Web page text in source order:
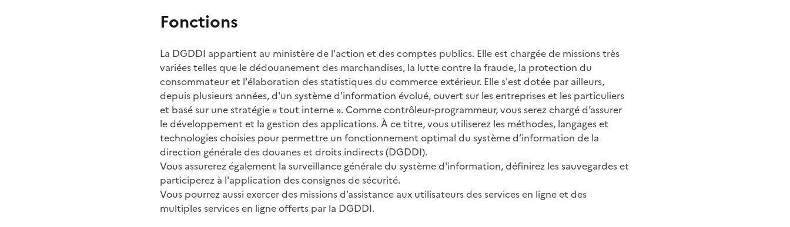
Fonctions
La DGDDI appartient au ministère de l'action et des comptes publics. Elle est chargée de missions très
variées telles que le dédouanement des marchandises, la lutte contre la fraude, la protection du
consommateur et l'élaboration des statistiques du commerce extérieur. Elle s'est dotée par ailleurs,
depuis plusieurs années, d'un système d'information évolué, ouvert sur les entreprises et les particuliers
et basé sur une stratégie «tout interne ». Comme contrôleur-programmeur, vous serez chargé d’assurer
le développement et la gestion des applications. À ce titre, vous utiliserez les méthodes, langages et
technologies choisies pour permettre un fonctionnement optimal du système d’information de la
direction générale des douanes et droits indirects (DGDDI).
Vous assurerez également la surveillance générale du système d'information, définirez les sauvegardes et
participerez à l'application des consignes de sécurité.
Vous pourrez aussi exercer des missions d’assistance aux utilisateurs des services en ligne et des
multiples services en ligne offerts par la DGDDI.